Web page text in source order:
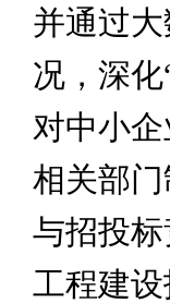
并通过
况，深
对中小
相关部
与招投
工程建